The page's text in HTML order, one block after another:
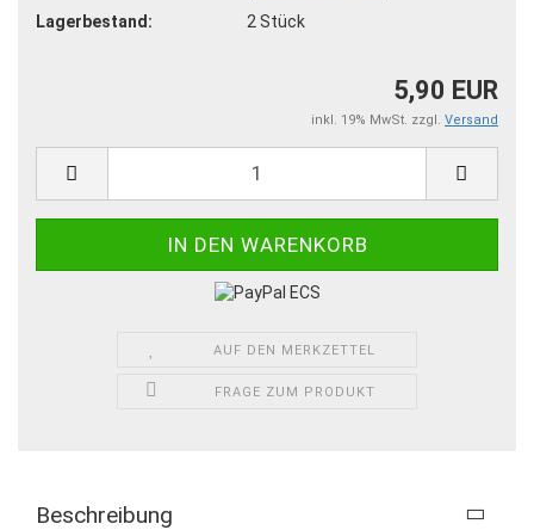
Lagerbestand: 2Stück
5,90 EUR
inkl. 19% MwSt. zzgl. Versand
AUF DEN MERKZETTEL
FRAGE ZUM PRODUKT
Beschreibung